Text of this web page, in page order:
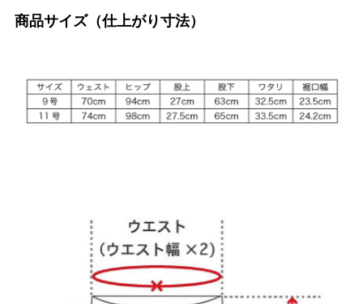
商品サイズ（仕上がり寸法）